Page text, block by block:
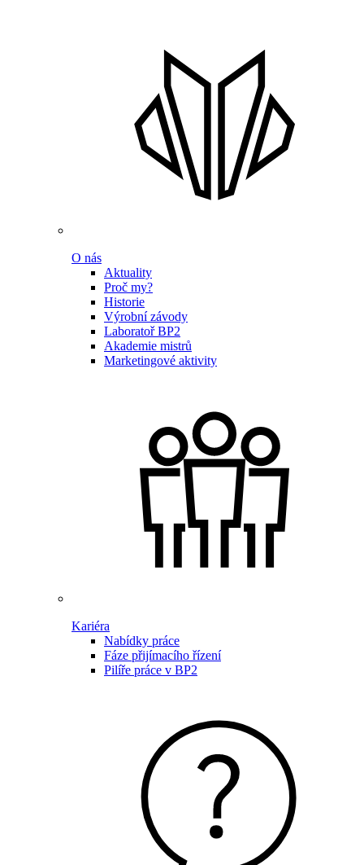
O nás
Aktuality
Proč my?
Historie
Výrobní závody
Laboratoř BP2
Akademie mistrů
Marketingové aktivity
Kariéra
Nabídky práce
Fáze přijímacího řízení
Pilíře práce v BP2